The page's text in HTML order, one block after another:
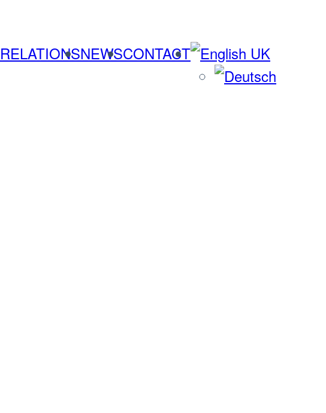
RELATIONSNEWSCONTACT